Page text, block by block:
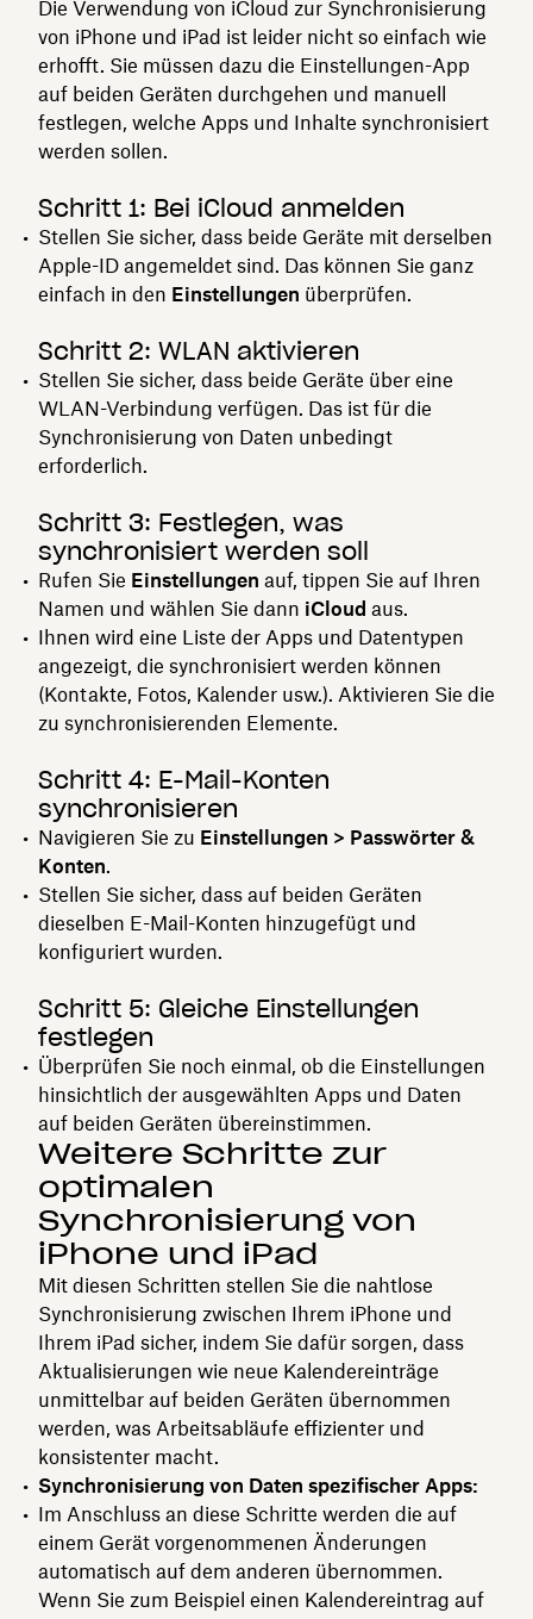
Die Verwendung von iCloud zur Synchronisierung
von iPhone und iPad ist leider nicht so einfach wie
erhofft. Sie müssen dazu die Einstellungen-App
auf beiden Geräten durchgehen und manuell
festlegen, welche Apps und Inhalte synchronisiert
werden sollen.
Schritt 1: Bei iCloud anmelden
Stellen Sie sicher, dass beide Geräte mit derselben
Apple-ID angemeldet sind. Das können Sie ganz
einfach in den Einstellungen überprüfen.
Schritt 2: WLAN aktivieren
Stellen Sie sicher, dass beide Geräte über eine
WLAN-Verbindung verfügen. Das ist für die
Synchronisierung von Daten unbedingt
erforderlich.
Schritt 3: Festlegen, was
synchronisiert werden soll
Rufen Sie Einstellungen auf, tippen Sie auf Ihren
Namen und wählen Sie dann iCloud aus.
Ihnen wird eine Liste der Apps und Datentypen
angezeigt, die synchronisiert werden können
(Kontakte, Fotos, Kalender usw.). Aktivieren Sie die
zu synchronisierenden Elemente.
Schritt 4: E-Mail-Konten
synchronisieren
Navigieren Sie zu Einstellungen > Passwörter &
Konten.
Stellen Sie sicher, dass auf beiden Geräten
dieselben E-Mail-Konten hinzugefügt und
konfiguriert wurden.
Schritt 5: Gleiche Einstellungen
festlegen
Überprüfen Sie noch einmal, ob die Einstellungen
hinsichtlich der ausgewählten Apps und Daten
auf beiden Geräten übereinstimmen.
Weitere Schritte zur
optimalen
Synchronisierung von
iPhone und iPad
Mit diesen Schritten stellen Sie die nahtlose
Synchronisierung zwischen Ihrem iPhone und
Ihrem iPad sicher, indem Sie dafür sorgen, dass
Aktualisierungen wie neue Kalendereinträge
unmittelbar auf beiden Geräten übernommen
werden, was Arbeitsabläufe effizienter und
konsistenter macht.
Synchronisierung von Daten spezifischer Apps:
Im Anschluss an diese Schritte werden die auf
einem Gerät vorgenommenen Änderungen
automatisch auf dem anderen übernommen.
Wenn Sie zum Beispiel einen Kalendereintrag auf